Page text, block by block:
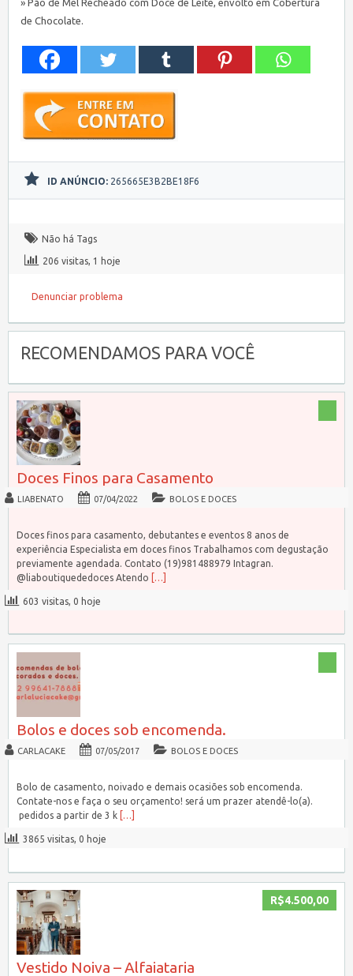
» Pão de Mel Recheado com Doce de Leite, envolto em Cobertura
de Chocolate.
ID ANÚNCIO: 265665E3B2BE18F6
Não há Tags
206 visitas, 1 hoje
Denunciar problema
RECOMENDAMOS PARA VOCÊ
Doces Finos para Casamento
LIABENATO 07/04/2022 BOLOS E DOCES
Doces finos para casamento, debutantes e eventos 8 anos de
experiência Especialista em doces finos Trabalhamos com degustação
previamente agendada. Contato (19)981488979 Intagran.
@liaboutiquededoces Atendo […]
603 visitas, 0 hoje
Bolos e doces sob encomenda.
CARLACAKE 07/05/2017 BOLOS E DOCES
Bolo de casamento, noivado e demais ocasiões sob encomenda.
Contate-nos e faça o seu orçamento! será um prazer atendê-lo(a).
pedidos a partir de 3 k […]
3865 visitas, 0 hoje
R$4.500,00
Vestido Noiva – Alfaiataria